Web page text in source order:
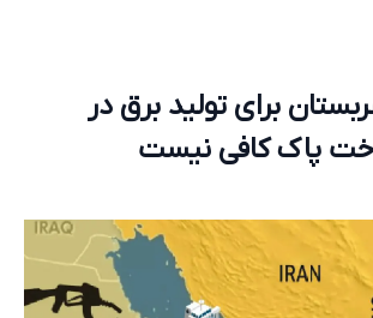
برای تولید برق در
پاک کافی نیست